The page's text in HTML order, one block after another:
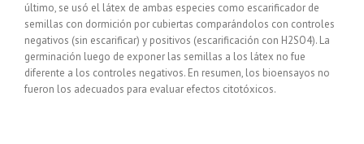
último, se usó el látex de ambas especies como escarificador de
semillas con dormición por cubiertas comparándolos con controles
negativos (sin escarificar) y positivos (escarificación con H2SO4). La
germinación luego de exponer las semillas a los látex no fue
diferente a los controles negativos. En resumen, los bioensayos no
fueron los adecuados para evaluar efectos citotóxicos.